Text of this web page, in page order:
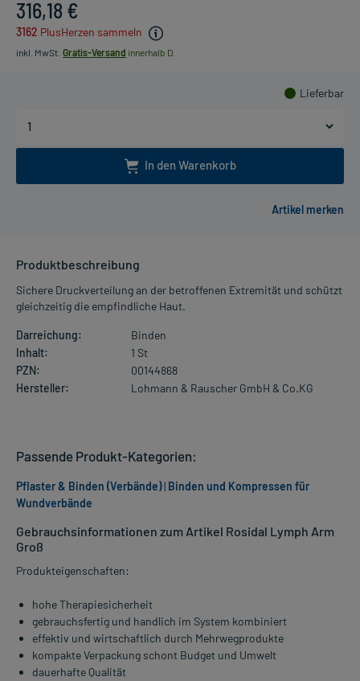
316,18 €
3162 PlusHerzen sammeln
inkl. MwSt. Gratis-Versand innerhalb D.
Lieferbar
In den Warenkorb
Produktbeschreibung
Sichere Druckverteilung an der betroffenen Extremität und schützt
gleichzeitig die empfindliche Haut.
Darreichung:
Binden
Inhalt:
1 St
PZN:
00144868
Hersteller:
Lohmann & Rauscher GmbH & Co.KG
Gebrauchsinformationen zum Artikel Rosidal Lymph Arm
Groß
Produkteigenschaften:
hohe Therapiesicherheit
gebrauchsfertig und handlich im System kombiniert
effektiv und wirtschaftlich durch Mehrwegprodukte
kompakte Verpackung schont Budget und Umwelt
dauerhafte Qualität
Passende Produkt-Kategorien:
Pflaster & Binden (Verbände)| Binden und Kompressen für
Wundverbände